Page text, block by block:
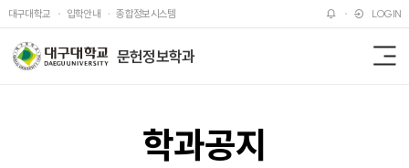
본문 바로가기
주메뉴 바로가기
대구대학교 입학안내 종합정보시스템 LOGIN
문헌정보학과
학과공지